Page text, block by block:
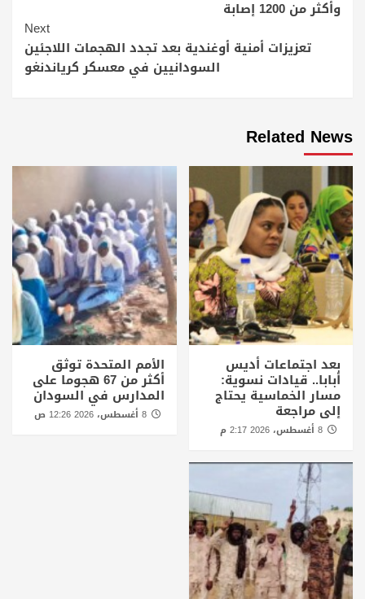
وأكثر من 1200 إصابة
Next
تعزيزات أمنية أوغندية بعد تجدد الهجمات اللاجئين
السودانيين في معسكر كرياندنغو
Related News
بعد اجتماعات أديس
أبابا.. قيادات نسوية:
مسار الخماسية يحتاج
إلى مراجعة
الأمم المتحدة توثق
أكثر من 67 هجوما على
المدارس في السودان
8 أغسطس، 2026 12:26 ص